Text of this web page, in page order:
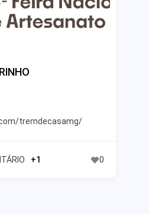
tremdecasamg/
+1 0